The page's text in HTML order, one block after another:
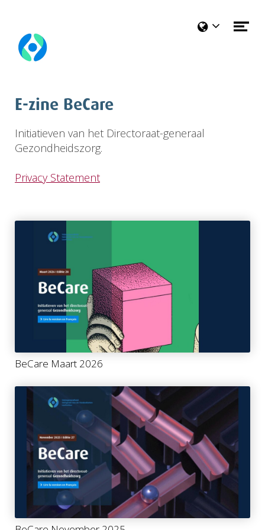
E-zine BeCare
Initiatieven van het Directoraat-generaal
Gezondheidszorg.
Privacy Statement
BeCare Maart 2026